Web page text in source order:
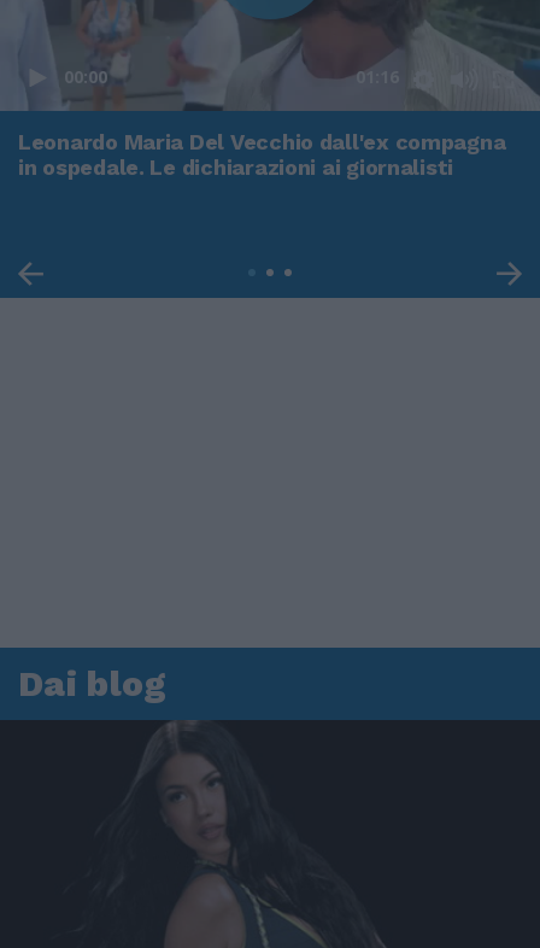
00:00 01:16
Leonardo Maria Del Vecchio dall'ex compagna
in ospedale. Le dichiarazioni ai giornalisti
Dai blog